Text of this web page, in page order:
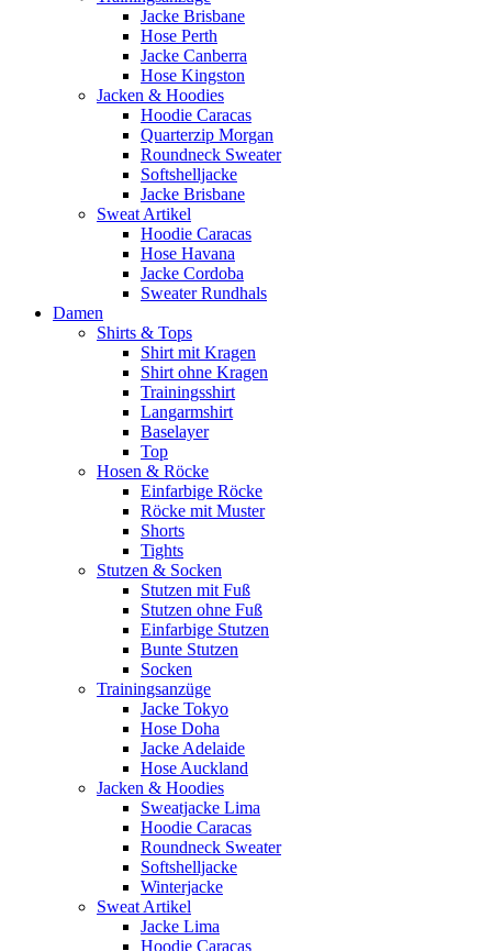
Jacke Brisbane
Hose Perth
Jacke Canberra
Hose Kingston
Jacken & Hoodies
Hoodie Caracas
Quarterzip Morgan
Roundneck Sweater
Softshelljacke
Jacke Brisbane
Sweat Artikel
Hoodie Caracas
Hose Havana
Jacke Cordoba
Sweater Rundhals
Damen
Shirts & Tops
Shirt mit Kragen
Shirt ohne Kragen
Trainingsshirt
Langarmshirt
Baselayer
Top
Hosen & Röcke
Einfarbige Röcke
Röcke mit Muster
Shorts
Tights
Stutzen & Socken
Stutzen mit Fuß
Stutzen ohne Fuß
Einfarbige Stutzen
Bunte Stutzen
Socken
Trainingsanzüge
Jacke Tokyo
Hose Doha
Jacke Adelaide
Hose Auckland
Jacken & Hoodies
Sweatjacke Lima
Hoodie Caracas
Roundneck Sweater
Softshelljacke
Winterjacke
Sweat Artikel
Jacke Lima
Hoodie Caracas